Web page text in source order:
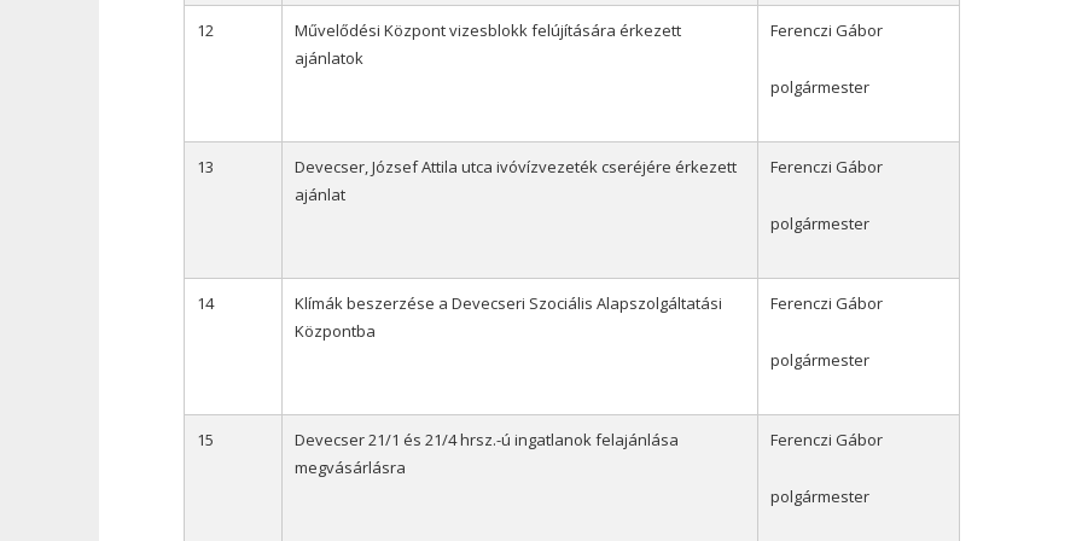
12
Művelődési Központ vizesblokk felújítására érkezett
ajánlatok
Ferenczi Gábor
polgármester
13
Devecser, József Attila utca ivóvízvezeték cseréjére érkezett
ajánlat
Ferenczi Gábor
polgármester
14
Klímák beszerzése a Devecseri Szociális Alapszolgáltatási
Központba
Ferenczi Gábor
polgármester
15
Devecser 21/1 és 21/4 hrsz.-ú ingatlanok felajánlása
megvásárlásra
Ferenczi Gábor
polgármester